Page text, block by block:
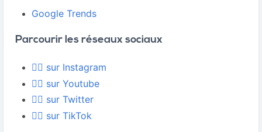
Google Trends
Parcourir les réseaux sociaux
✊🏽 sur Instagram
✊🏽 sur Youtube
✊🏽 sur Twitter
✊🏽 sur TikTok